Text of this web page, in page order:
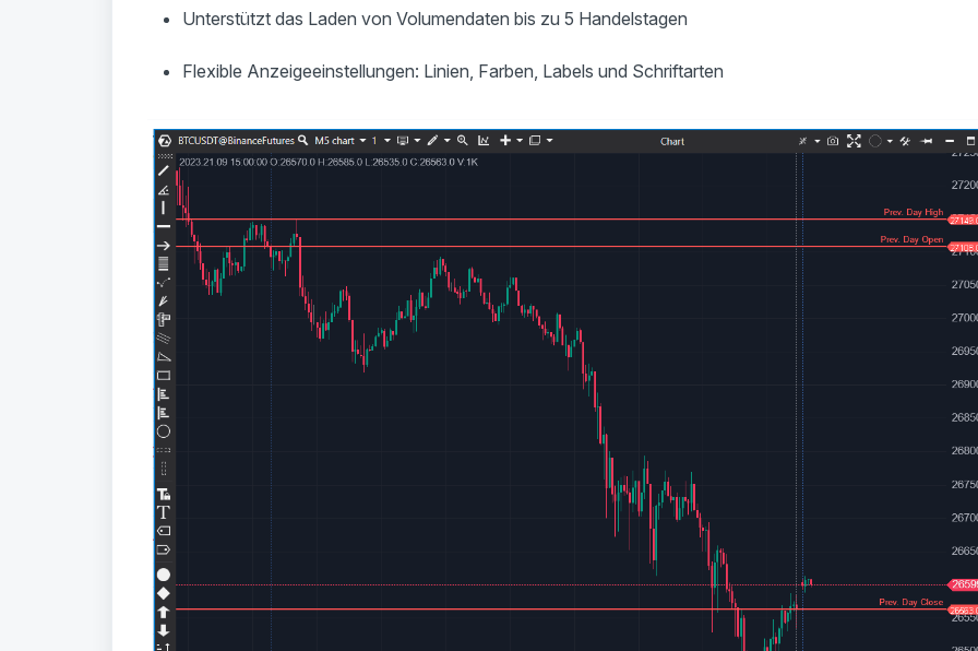
Unterstützt das Laden von Volumendaten bis zu 5 Handelstagen
Flexible Anzeigeeinstellungen: Linien, Farben, Labels und Schriftarten